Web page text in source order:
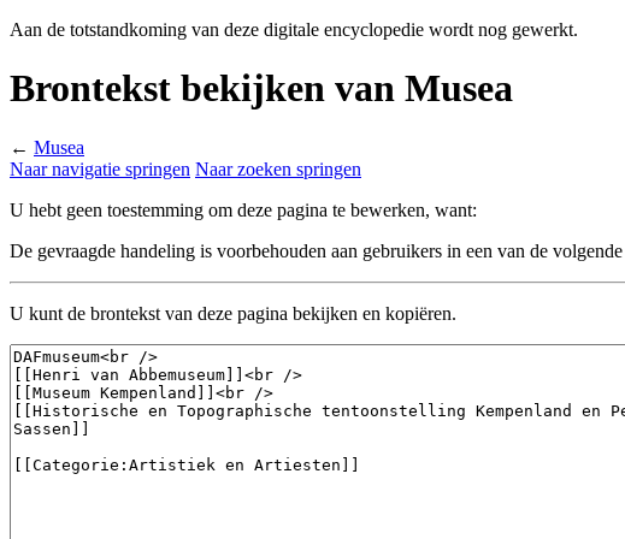
Aan de totstandkoming van deze digitale encyclopedie wordt nog gewerkt.
Brontekst bekijken van Musea
← Musea
Naar navigatie springen Naar zoeken springen
U hebt geen toestemming om deze pagina te bewerken, want:
De gevraagde handeling is voorbehouden aan gebruikers in een van de
U kunt de brontekst van deze pagina bekijken en kopiëren.